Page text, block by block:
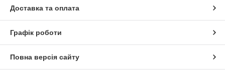
Доставка та оплата
Графік роботи
Повна версія сайту